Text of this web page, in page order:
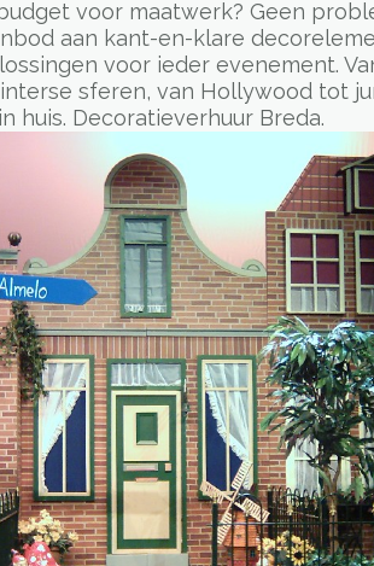
voor maatwerk? Geen
aan kant-en-klare
voor ieder evenement.
sferen, van Hollywood tot
huis. Decoratieverhuur Breda.